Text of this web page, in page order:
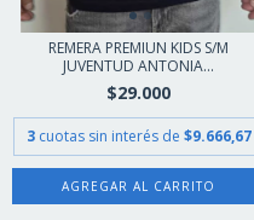
REMERA PREMIUN KIDS S/M
JUVENTUD ANTONIA...
$29.000
3 cuotas sin interés de $9.666,67
AGREGAR AL CARRITO